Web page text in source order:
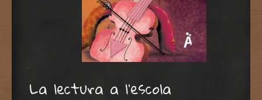
La lectura a l’escola